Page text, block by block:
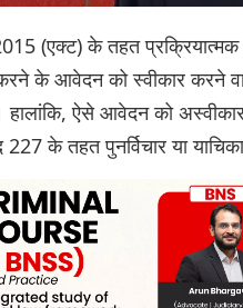
(एक्ट) के तहत
के आवेदन को स्वीकार करने
ऐसे आवेदन को
के तहत पुनर्विचार या